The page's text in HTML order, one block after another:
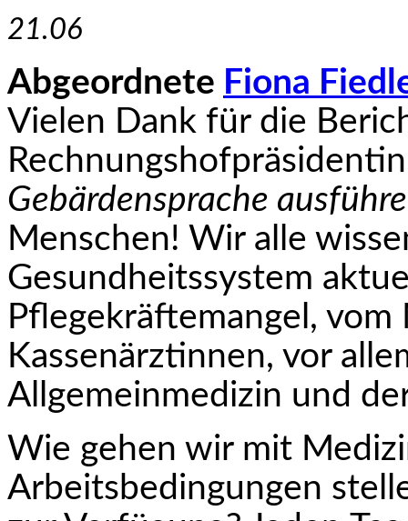
21.06
Abgeordnete Fiona
Vielen Dank für die
Gebärdensprache
Menschen! Wir alle
Gesundheitssystem
Pflegekräftemangel,
Kassenärztinnen, vor
Allgemeinmedizin und
Wie gehen wir mit
Arbeitsbedingungen